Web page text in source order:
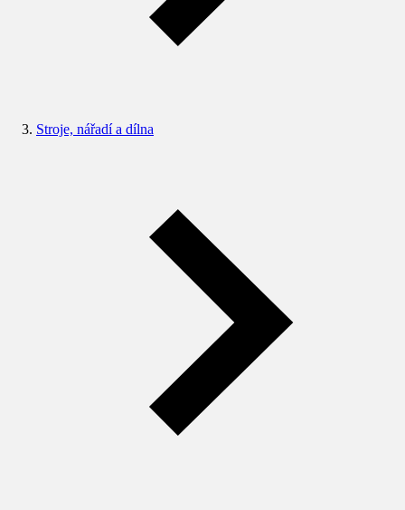
Stroje, nářadí a dílna